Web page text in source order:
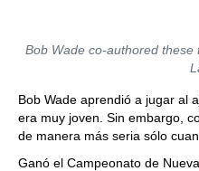
Bob Wade co-authored these
Bob Wade aprendió a jugar al
era muy joven. Sin embargo,
de manera más seria sólo
Ganó el Campeonato de